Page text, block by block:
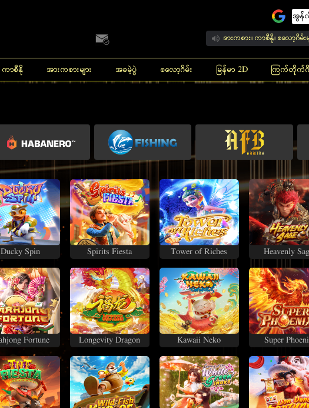
အွန်လိုင်းကာစီနိုမှ ကြိုဆိုပါတယ် 100% ဘောနပ်စ် ရယူဖို့အတွက် အားကစား၊ ကာစီနို၊ စလော့ဂိမ်းများကို ယခုဘဲ သ
ကာစီနို အားကစားများ အခမဲ့ပွဲ စလော့ဂိမ်း မြန်မာ 2D ကြက်တိုက်ဂိ
Ducky Spin Spirits Fiesta Tower of Riches Heavenly
Fortune Longevity Dragon Kawaii Neko Super